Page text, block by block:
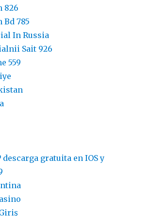
826
Bd 785
In Russia
Sait 926
559
descarga gratuita en IOS y